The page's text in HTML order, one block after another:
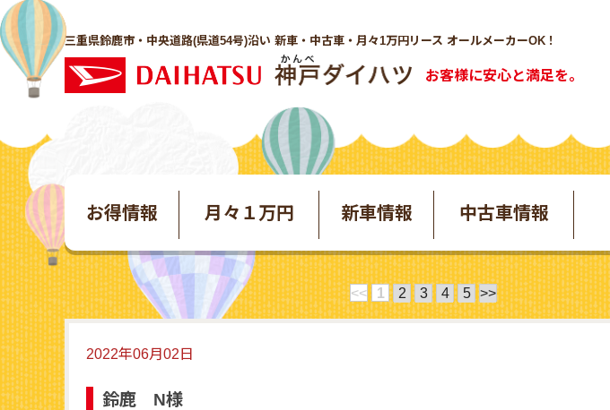
三重県鈴鹿市・中央道路(県道54号)沿い 新車・中古車・月々1万円リース オールメーカーOK！
お客様に安心と満足を。
お得情報 月々１万円 新車情報 中古車情報
<< 1 2 3 4 5 >>
2022年06月02日
鈴鹿 N様